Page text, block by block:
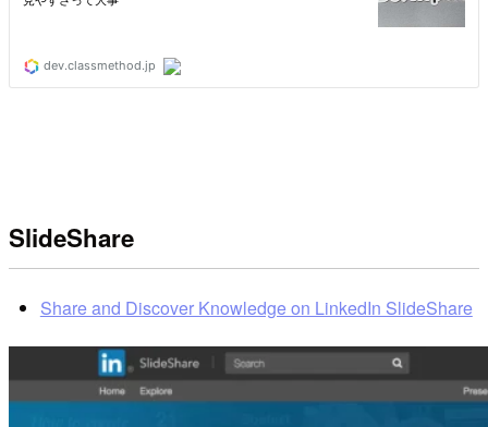
SlideShare
Share and Discover Knowledge on LinkedIn SlideShare